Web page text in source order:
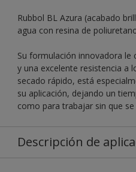
Rubbol BL Azura (acabado
agua con resina de
Su formulación innovadora le
y una excelente resistencia a
secado rápido, está
su aplicación, dejando un
como para trabajar sin que
Descripción de